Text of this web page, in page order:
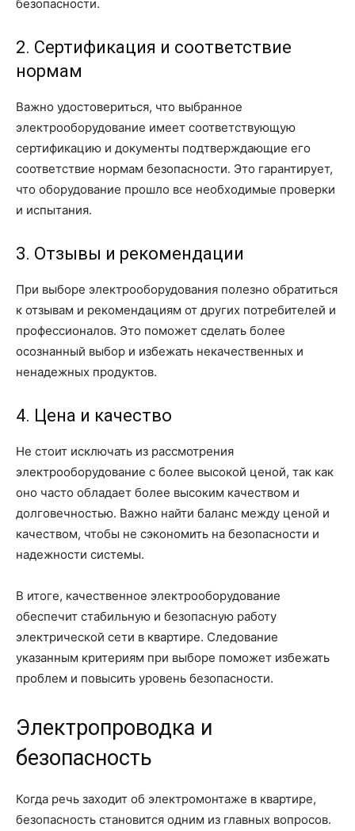
безопасности.
2. Сертификация и соответствие
нормам
Важно удостовериться, что выбранное
электрооборудование имеет соответствующую
сертификацию и документы подтверждающие его
соответствие нормам безопасности. Это гарантирует,
что оборудование прошло все необходимые проверки
и испытания.
3. Отзывы и рекомендации
При выборе электрооборудования полезно обратиться
к отзывам и рекомендациям от других потребителей и
профессионалов. Это поможет сделать более
осознанный выбор и избежать некачественных и
ненадежных продуктов.
4. Цена и качество
Не стоит исключать из рассмотрения
электрооборудование с более высокой ценой, так как
оно часто обладает более высоким качеством и
долговечностью. Важно найти баланс между ценой и
качеством, чтобы не сэкономить на безопасности и
надежности системы.
В итоге, качественное электрооборудование
обеспечит стабильную и безопасную работу
электрической сети в квартире. Следование
указанным критериям при выборе поможет избежать
проблем и повысить уровень безопасности.
Электропроводка и
безопасность
Когда речь заходит об электромонтаже в квартире,
безопасность становится одним из главных вопросов.